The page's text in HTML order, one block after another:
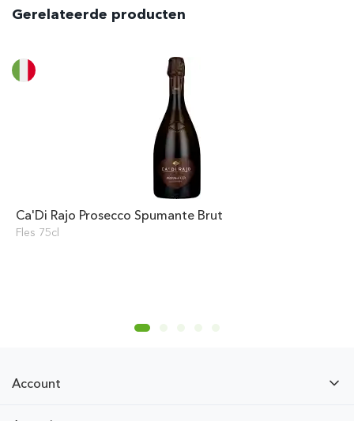
Gerelateerde producten
Ca'Di Rajo Prosecco Spumante Brut
Fles 75cl
Account